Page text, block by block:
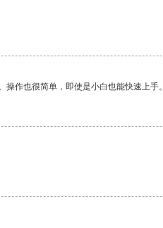
作也很简单，即使是小白也能快速上手。